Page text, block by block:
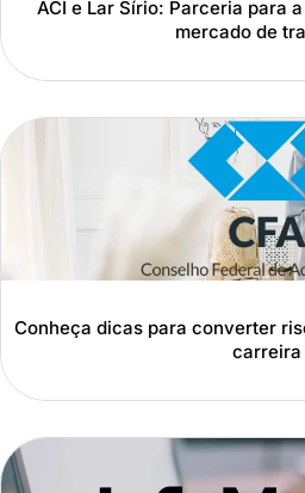
ACI e Lar Sírio: Parceria para
mercado de
Conheça dicas para converter
carreira